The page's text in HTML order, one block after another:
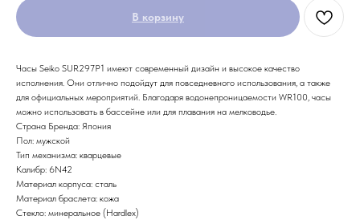
В корзину
Часы Seiko SUR297P1 имеют современный дизайн и высокое качество
исполнения. Они отлично подойдут для повседневного использования, а также
для официальных мероприятий. Благодаря водонепроницаемости WR100, часы
можно использовать в бассейне или для плавания на мелководье.
Страна Бренда: Япония
Пол: мужской
Тип механизма: кварцевые
Калибр: 6N42
Материал корпуса: сталь
Материал браслета: кожа
Стекло: минеральное (Hardlex)